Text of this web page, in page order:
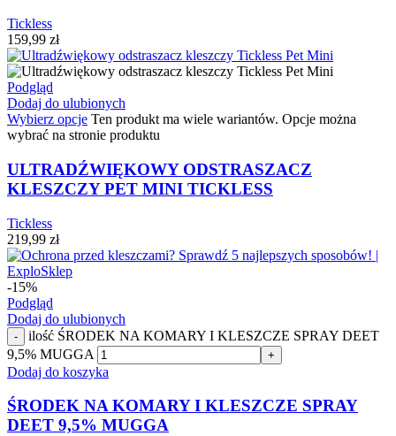
Tickless
159,99 zł
Podgląd
Dodaj do ulubionych
Wybierz opcje Ten produkt ma wiele wariantów. Opcje można
wybrać na stronie produktu
ULTRADŹWIĘKOWY ODSTRASZACZ
KLESZCZY PET MINI TICKLESS
Tickless
219,99 zł
-15%
Podgląd
Dodaj do ulubionych
-
ilość ŚRODEK NA KOMARY I KLESZCZE SPRAY DEET
9,5% MUGGA
+
Dodaj do koszyka
ŚRODEK NA KOMARY I KLESZCZE SPRAY
DEET 9,5% MUGGA